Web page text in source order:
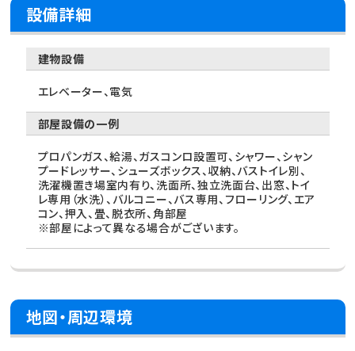
設備詳細
建物設備
エレベーター、電気
部屋設備の一例
プロパンガス、給湯、ガスコンロ設置可、シャワー、シャン
プードレッサー、シューズボックス、収納、バストイレ別、
洗濯機置き場室内有り、洗面所、独立洗面台、出窓、トイ
レ専用（水洗）、バルコニー、バス専用、フローリング、エア
コン、押入、畳、脱衣所、角部屋
※部屋によって異なる場合がございます。
地図・周辺環境